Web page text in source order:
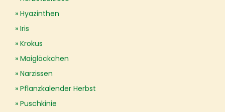
Hyazinthen
Iris
Krokus
Maiglöckchen
Narzissen
Pflanzkalender Herbst
Puschkinie